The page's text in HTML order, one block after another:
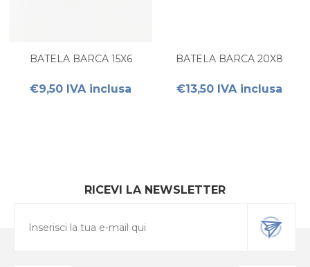
BATELA BARCA 15X6
€9,50 IVA inclusa
BATELA BARCA 20X8
€13,50 IVA inclusa
RICEVI LA NEWSLETTER